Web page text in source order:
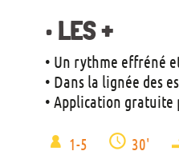
• LES +
• Un rythme effréné
• Dans la lignée des
• Application gratuite
1-5 30'